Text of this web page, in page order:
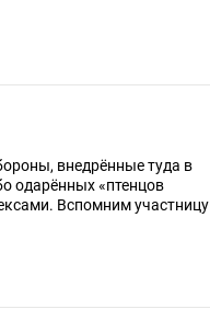
внедрённые туда в
«птенцов
Вспомним участницу